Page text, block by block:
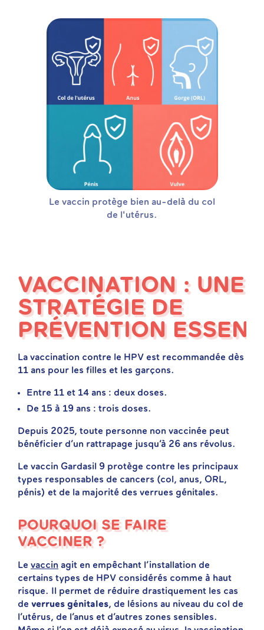
Le vaccin protège bien au-delà du col
de l'utérus.
VACCINATION : UNE
STRATÉGIE DE
PRÉVENTION
La vaccination contre le HPV est recommandée dès
11 ans pour les filles et les garçons.
Entre 11 et 14 ans : deux doses.
De 15 à 19 ans : trois doses.
Depuis 2025, toute personne non vaccinée peut
bénéficier d’un rattrapage jusqu’à 26 ans révolus.
Le vaccin Gardasil 9 protège contre les principaux
types responsables de cancers (col, anus, ORL,
pénis) et de la majorité des verrues génitales.
POURQUOI SE FAIRE
VACCINER ?
Le vaccin agit en empêchant l’installation de
certains types de HPV considérés comme à haut
risque. Il permet de réduire drastiquement les cas
de verrues génitales, de lésions au niveau du col de
l’utérus, de l’anus et d’autres zones sensibles.